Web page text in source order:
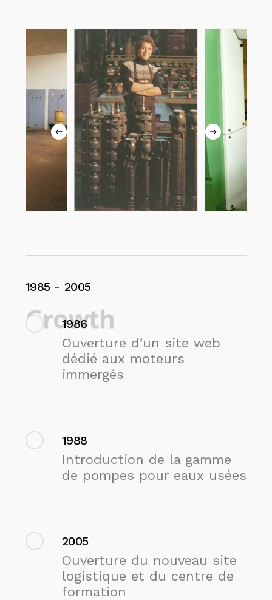
1985 - 2005
Growth
1986
Ouverture d’un site web
dédié aux moteurs
immergés
1988
Introduction de la gamme
de pompes pour eaux usées
2005
Ouverture du nouveau site
logistique et du centre de
formation